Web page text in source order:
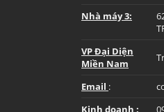
Nhà máy 3:
VP Đại Diện
Miền Nam
Email :
Kinh doanh :